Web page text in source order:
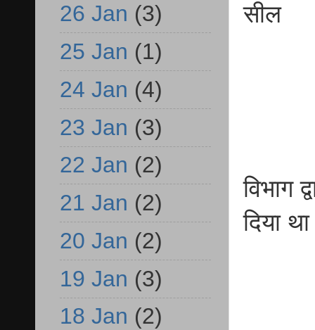
सील
विभाग
दिया
26 Jan (3)
25 Jan (1)
24 Jan (4)
23 Jan (3)
22 Jan (2)
21 Jan (2)
20 Jan (2)
19 Jan (3)
18 Jan (2)